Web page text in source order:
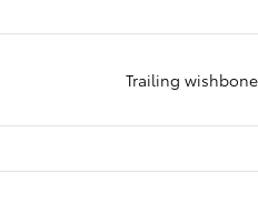
Trailing wishbone